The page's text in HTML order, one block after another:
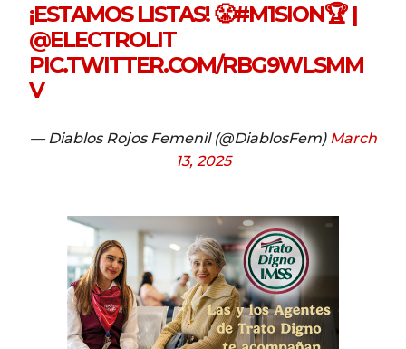
¡ESTAMOS LISTAS! 😤#M1SION🏆 |
@ELECTROLIT
PIC.TWITTER.COM/RBG9WLSMM
V
— Diablos Rojos Femenil (@DiablosFem) March
13, 2025